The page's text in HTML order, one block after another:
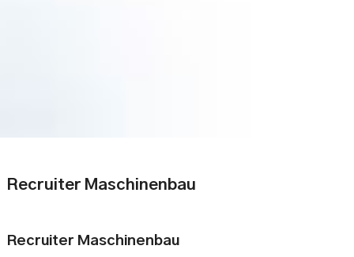
Recruiter Maschinenbau
Recruiter Maschinenbau